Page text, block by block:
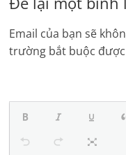
Email của bạn sẽ
trường bắt buộc